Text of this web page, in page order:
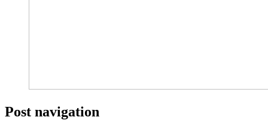
Post navigation